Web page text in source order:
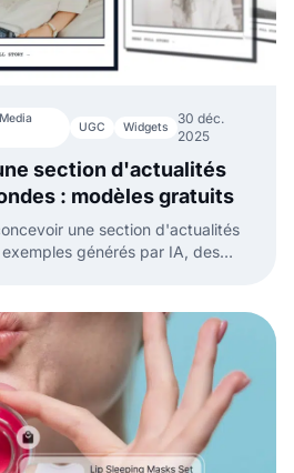
UGC Widgets
30 déc.
2025
section d'actualités
: modèles gratuits
une section d'actualités
générés par IA, des